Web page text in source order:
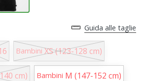
Guida alle taglie
Bambini XS (123-128 cm)
cm) Bambini M (147-152 cm)